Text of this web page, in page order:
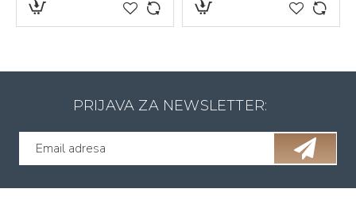
PRIJAVA ZA NEWSLETTER: